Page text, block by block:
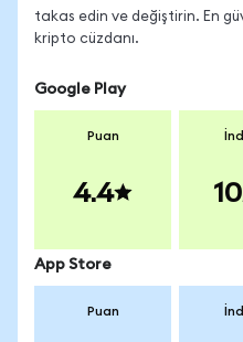
takas edin ve değiştirin. En
kripto cüzdanı.
Google Play
Puan
4.4
App Store
Puan